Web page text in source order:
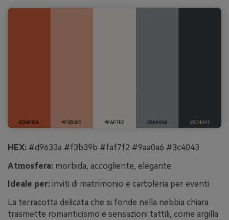
HEX: #d9633a #f3b39b #faf7f2 #9aa0a6 #3c4043
Atmosfera: morbida, accogliente, elegante
Ideale per: inviti di matrimonio e cartoleria per eventi
La terracotta delicata che si fonde nella nebbia chiara
trasmette romanticismo e sensazioni tattili, come argilla